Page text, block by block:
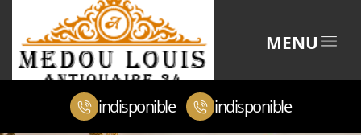
MENU
indisponible indisponible